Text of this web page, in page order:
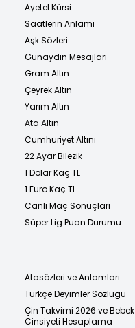
Ayetel Kürsi
Saatlerin Anlamı
Aşk Sözleri
Günaydın Mesajları
Gram Altın
Çeyrek Altın
Yarım Altın
Ata Altın
Cumhuriyet Altını
22 Ayar Bilezik
1 Dolar Kaç TL
1 Euro Kaç TL
Canlı Maç Sonuçları
Süper Lig Puan Durumu
Atasözleri ve Anlamları
Türkçe Deyimler Sözlüğü
Çin Takvimi 2026 ve Bebek
Cinsiyeti Hesaplama